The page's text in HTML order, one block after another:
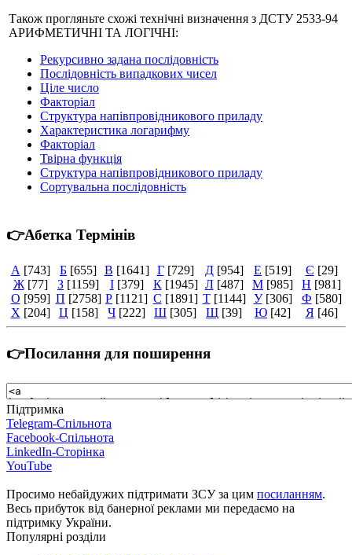
Також прогляньте схожі технічні визначення з ДСТУ 2533-94
АРИФМЕТИЧНІ ТА ЛОГІЧНІ:
Рекурсивно задана послідовність
Послідовність випадкових чисел
Ціле число
Факторіал
Структура напівпровідникового приладу
Характеристика логарифму
Факторіал
Твірна функція
Структура напівпровідникового приладу
Сортувальна послідовність
👉Абетка Термінів
А [743] Б [655] В [1641] Г [729] Д [954] Е [519] Є [29]
Ж [77] З [1159] І [379] К [1945] Л [487] М [985] Н [981]
О [959] П [2758] Р [1121] С [1891] Т [1144] У [306] Ф [580]
Х [204] Ц [158] Ч [222] Ш [305] Щ [39] Ю [42] Я [46]
👉Посилання для поширення
Підтримка
Telegram-Спільнота
Facebook-Спільнота
LinkedIn-Сторінка
YouTube
Просимо небайдужих підтримати ЗСУ за цим посиланням.
Весь прибуток від банерної реклами ми передаємо на
підтримку України.
Популярні розділи